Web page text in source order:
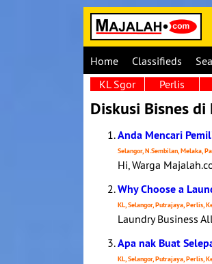
Home Classifieds
KL Sgor
Perlis
Diskusi Bisnes di
Anda Mencari
Selangor, N.Sembilan, Melaka,
Hi, Warga
Why Choose a
KL, Selangor, Putrajaya, Perlis,
Laundry Business
Apa nak Buat
KL, Selangor, Putrajaya, Perlis,